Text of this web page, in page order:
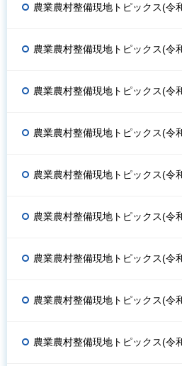
農業農村整備現地トピックス(令
農業農村整備現地トピックス(令
農業農村整備現地トピックス(令
農業農村整備現地トピックス(令
農業農村整備現地トピックス(令
農業農村整備現地トピックス(令
農業農村整備現地トピックス(令
農業農村整備現地トピックス(令
農業農村整備現地トピックス(令